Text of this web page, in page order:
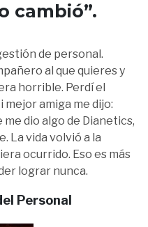
cambió”.
de personal.
al que quieres y
horrible. Perdí el
amiga me dijo:
me dio algo de Dianetics,
La vida volvió a la
ocurrido. Eso es más
lograr nunca.
Personal